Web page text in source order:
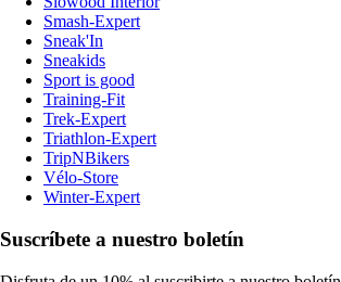
Smash-Expert
Sneak'In
Sneakids
Sport is good
Training-Fit
Trek-Expert
Triathlon-Expert
TripNBikers
Vélo-Store
Winter-Expert
Suscríbete a nuestro boletín